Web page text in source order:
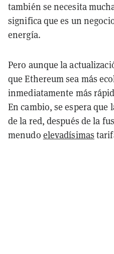
también se necesita
significa que es un
energía.
Pero aunque la
que Ethereum sea más
inmediatamente más
En cambio, se espera que
de la red, después de la
menudo elevadísimas